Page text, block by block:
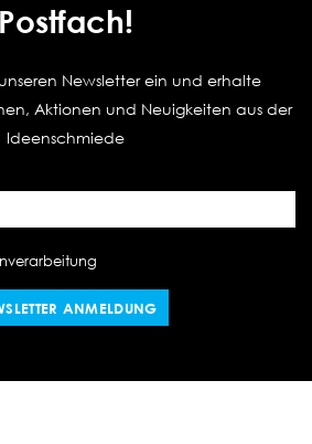
Postfach!
Newsletter ein und erhalte
Aktionen und Neuigkeiten aus der
Ideenschmiede
ANMELDUNG